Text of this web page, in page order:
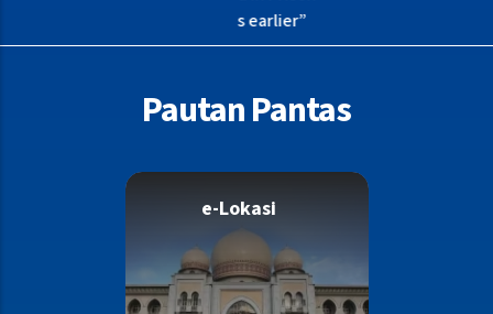
Pautan Pantas
e-Lokasi